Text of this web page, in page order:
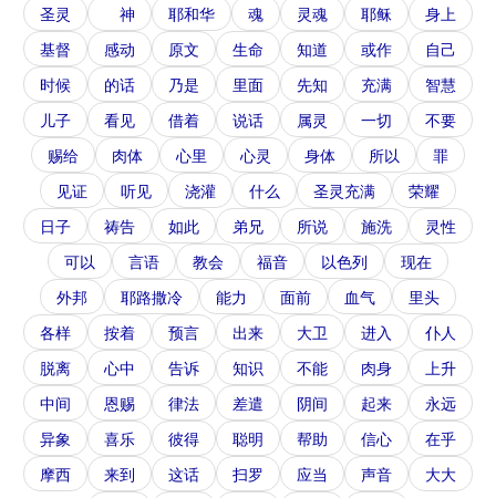
圣灵 神 耶和华 魂 灵魂 耶稣
身上
基督
感动 原文 生命 知道 或作
自己
时候
的话 乃是 里面 先知 充满
智慧
儿子
看见 借着 说话 属灵 一切
不要
赐给
肉体 心里 心灵 身体 所以
罪
见证
听见 浇灌 什么 圣灵充满
荣耀
日子
祷告 如此 弟兄 所说 施洗
灵性
可以
言语 教会 福音 以色列
现在
外邦
耶路撒冷 能力 面前 血气
里头
各样
按着 预言 出来 大卫 进入
仆人
脱离
心中 告诉 知识 不能 肉身
上升
中间
恩赐 律法 差遣 阴间 起来
永远
异象
喜乐 彼得 聪明 帮助 信心
在乎
摩西
来到 这话 扫罗 应当 声音 大大